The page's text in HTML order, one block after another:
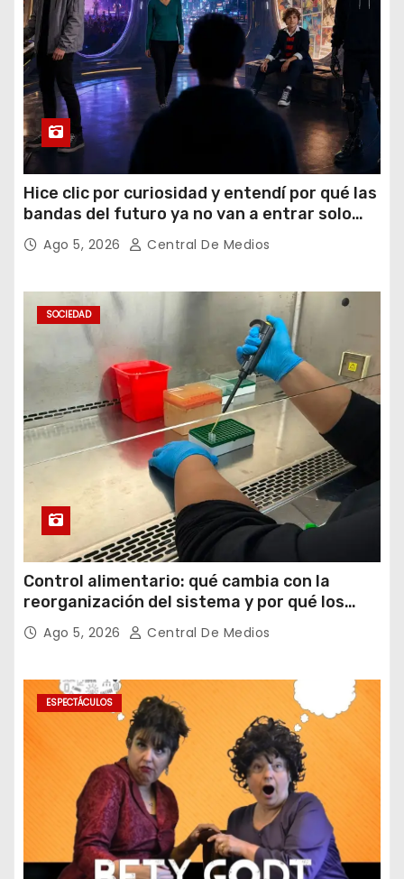
Hice clic por curiosidad y entendí por qué las
bandas del futuro ya no van a entrar solo
por los oídos
Ago 5, 2026 Central De Medios
SOCIEDAD
Control alimentario: qué cambia con la
reorganización del sistema y por qué los
laboratorios serán clave para garantizar la
inocuidad
Ago 5, 2026 Central De Medios
ESPECTÁCULOS